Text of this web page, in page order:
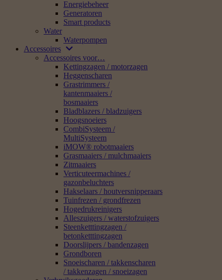
Energiebeheer
Generatoren
Smart products
Water
Waterpompen
Accessoires
Accessoires voor…
Kettingzagen / motorzagen
Heggenscharen
Grastrimmers /
kantenmaaiers /
bosmaaiers
Bladblazers / bladzuigers
Hoogsnoeiers
CombiSysteem /
MultiSysteem
iMOW® robotmaaiers
Grasmaaiers / mulchmaaiers
Zitmaaiers
Verticuteermachines /
gazonbeluchters
Hakselaars / houtversnipperaars
Tuinfrezen / grondfrezen
Hogedrukreinigers
Alleszuigers / waterstofzuigers
Steenketttingzagen /
betonketttingzagen
Doorslijpers / bandenzagen
Grondboren
Snoeischaren / takkenscharen
/ takkenzagen / snoeizagen